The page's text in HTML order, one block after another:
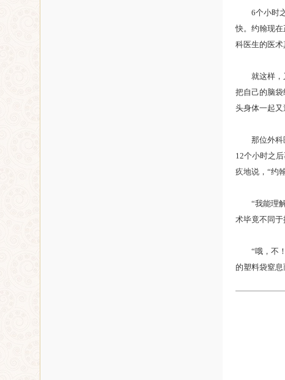
6个小时之
快。约翰现在
科医生的医术
就这样，又
把自己的脑
头身体一起又
那位外科医
12个小时之
疚地说，“约
“我能理解
术毕竟不同
“哦，不！”
的塑料袋窒息